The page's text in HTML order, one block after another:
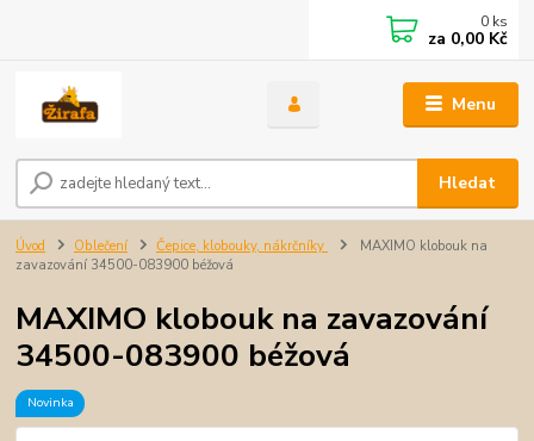
Menu
Hledat
0 ks
za 0,00 Kč
Úvod Oblečení Čepice, klobouky, nákrčníky
MAXIMO klobouk na
zavazování 34500-083900 béžová
MAXIMO klobouk na zavazování
34500-083900 béžová
Novinka